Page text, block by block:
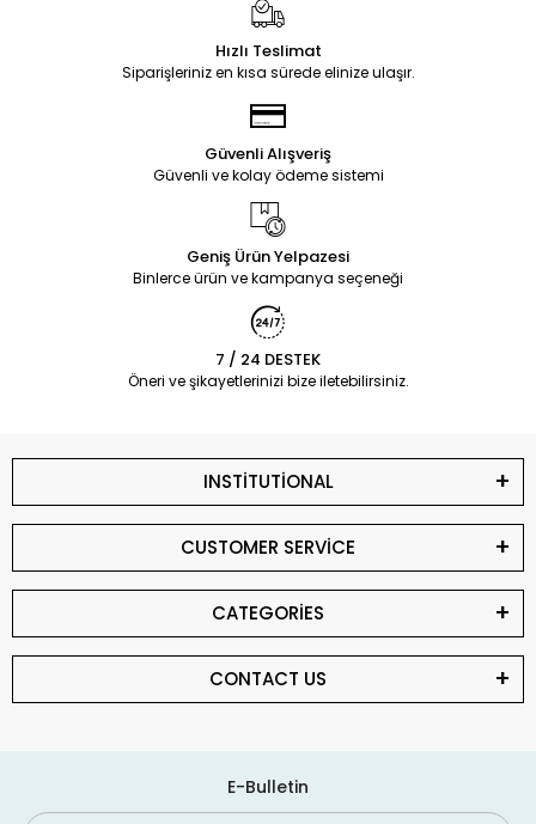
Hızlı Teslimat
Siparişleriniz en kısa sürede elinize ulaşır.
Güvenli Alışveriş
Güvenli ve kolay ödeme sistemi
Geniş Ürün Yelpazesi
Binlerce ürün ve kampanya seçeneği
7 / 24 DESTEK
Öneri ve şikayetlerinizi bize iletebilirsiniz.
INSTİTUTİONAL
CUSTOMER SERVİCE
CATEGORİES
CONTACT US
E-Bulletin